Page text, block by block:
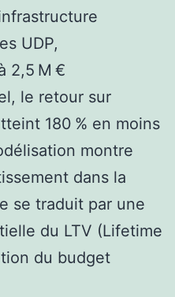
UDP,
2,5 M €
le retour sur
180 % en moins
montre
dans la
se traduit par une
du LTV (Lifetime
du budget